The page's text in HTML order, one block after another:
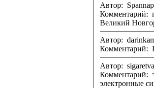
Автор:
Комментарий:
Великий
Автор:
Автор:
Комментарий: электронные
электронные